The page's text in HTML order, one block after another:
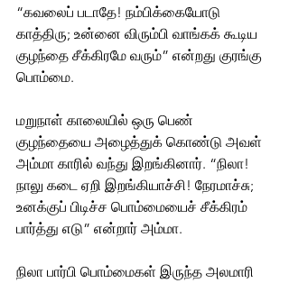
“கவலைப் படாதே! நம்பிக்கையோடு
காத்திரு; உன்னை விரும்பி வாங்கக் கூடிய
குழந்தை சீக்கிரமே வரும்” என்றது குரங்கு
பொம்மை.
மறுநாள் காலையில் ஒரு பெண்
குழந்தையை அழைத்துக் கொண்டு அவள்
அம்மா காரில் வந்து இறங்கினார். “நிலா!
நாலு கடை ஏறி இறங்கியாச்சி! நேரமாச்சு;
உனக்குப் பிடிச்ச பொம்மையைச் சீக்கிரம்
பார்த்து எடு” என்றார் அம்மா.
நிலா பார்பி பொம்மைகள் இருந்த அலமாரி